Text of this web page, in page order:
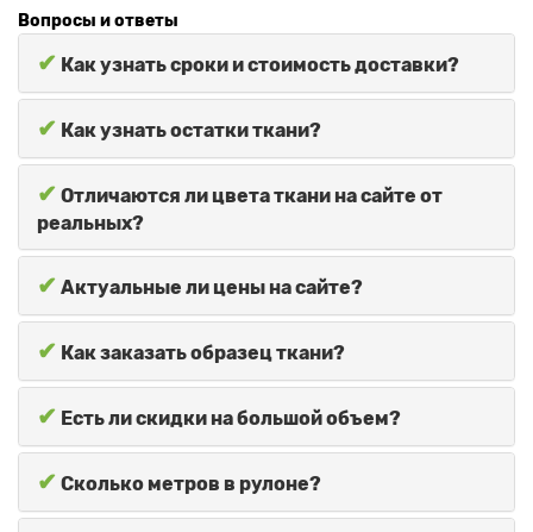
Вопросы и ответы
✔ Как узнать сроки и стоимость доставки?
✔ Как узнать остатки ткани?
✔ Отличаются ли цвета ткани на сайте от
реальных?
✔ Актуальные ли цены на сайте?
✔ Как заказать образец ткани?
✔ Есть ли скидки на большой объем?
✔ Сколько метров в рулоне?